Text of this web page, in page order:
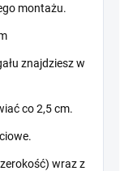
montażu.
znajdziesz w
co 2,5 cm.
wraz z